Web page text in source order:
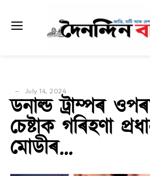
July 14, 2024
ডনাল্ড ট্ৰাম্পৰ
চেষ্টাক গৰিহণা
মোডীৰ…